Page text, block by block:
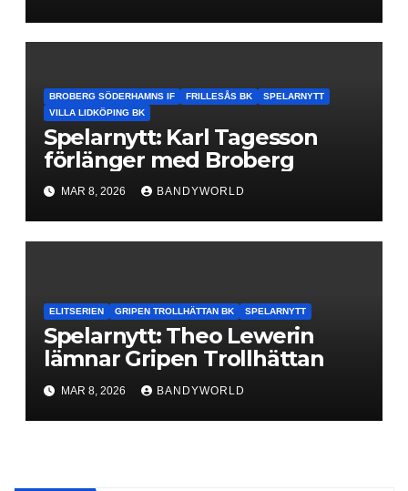
BROBERG SÖDERHAMNS IF FRILLESÅS BK
SPELARNYTT
VILLA LIDKÖPING BK
Spelarnytt: Karl Tagesson
förlänger med Broberg
MAR 8, 2026 BANDYWORLD
ELITSERIEN GRIPEN TROLLHÄTTAN BK SPELARNYTT
Spelarnytt: Theo Lewerin
lämnar Gripen Trollhättan
MAR 8, 2026 BANDYWORLD